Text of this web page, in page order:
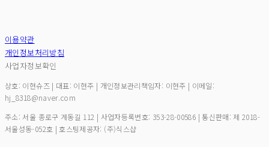
이용약관
개인정보처리방침
사업자정보확인
상호: 이현슈즈 | 대표: 이현주 | 개인정보관리책임자: 이현주 | 이메일:
hj_8318@naver.com
주소: 서울 종로구 계동길 112 | 사업자등록번호: 353-28-00586 | 통신판매:제 2018-
서울성동-052호 | 호스팅제공자: (주)식스샵